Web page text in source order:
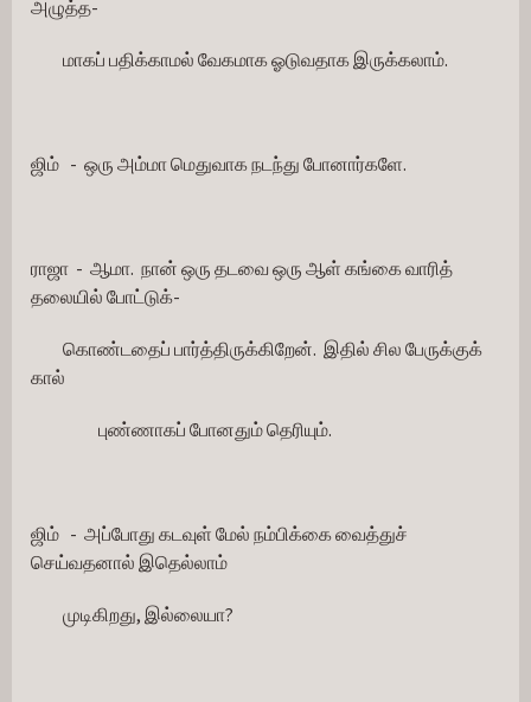
அழுத்த-
மாகப் பதிக்காமல் வேகமாக ஓடுவதாக இருக்கலாம்.
ஜிம்   -  ஒரு அம்மா மெதுவாக நடந்து போனார்களே.
ராஜா  -  ஆமா.  நான் ஒரு தடவை ஒரு ஆள் கங்கை வாரித்
தலையில் போட்டுக்-
கொண்டதைப் பார்த்திருக்கிறேன்.  இதில் சில பேருக்குக்
கால்
புண்ணாகப் போனதும் தெரியும்.
ஜிம்   -  அப்போது கடவுள் மேல் நம்பிக்கை வைத்துச்
செய்வதனால் இதெல்லாம்
முடிகிறது, இல்லையா?